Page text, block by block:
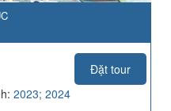
Đặt tour
2023; 2024